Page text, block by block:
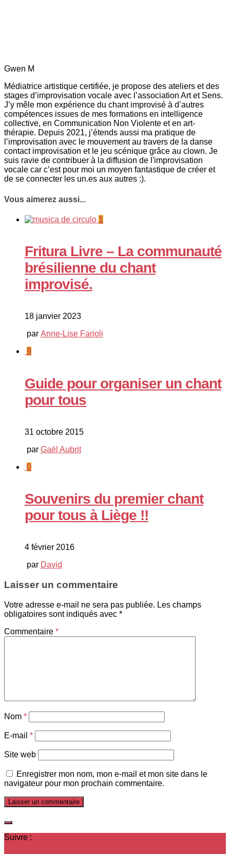
Gwen M
Médiatrice artistique certifiée, je propose des ateliers et des
stages d’improvisation vocale avec l’association Art et Sens.
J’y mêle mon expérience du chant improvisé à d’autres
compétences issues de mes formations en intelligence
collective, en Communication Non Violente et en art-
thérapie. Depuis 2021, j’étends aussi ma pratique de
l’improvisation avec le mouvement au travers de la danse
contact improvisation et le jeu scénique grâce au clown. Je
suis ravie de contribuer à la diffusion de l'improvisation
vocale car c’est pour moi un moyen fantastique de créer et
de se connecter les un.es aux autres :).
Vous aimerez aussi...
1
Fritura Livre – La communauté
brésilienne du chant
improvisé.
18 janvier 2023
par Anne-Lise Farioli
9
Guide pour organiser un chant
pour tous
31 octobre 2015
par Gaël Aubrit
0
Souvenirs du premier chant
pour tous à Liège !!
4 février 2016
par David
Laisser un commentaire
Votre adresse e-mail ne sera pas publiée. Les champs
obligatoires sont indiqués avec *
Commentaire *
Nom *
E-mail *
Site web
Enregistrer mon nom, mon e-mail et mon site dans le
navigateur pour mon prochain commentaire.
Suivre :